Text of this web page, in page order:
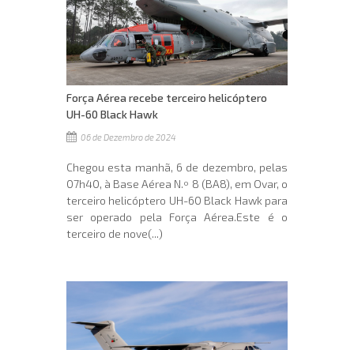
Força Aérea recebe terceiro helicóptero
UH-60 Black Hawk
06 de Dezembro de 2024
Chegou esta manhã, 6 de dezembro, pelas
07h40, à Base Aérea N.º 8 (BA8), em Ovar, o
terceiro helicóptero UH-60 Black Hawk para
ser operado pela Força Aérea.Este é o
terceiro de nove(...)